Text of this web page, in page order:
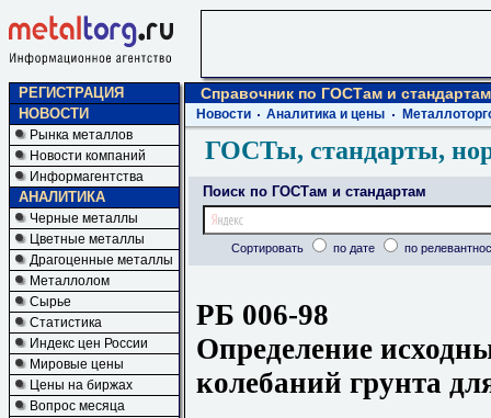
РЕГИСТРАЦИЯ
НОВОСТИ
Рынка металлов
Новости компаний
Информагентства
АНАЛИТИКА
Черные металлы
Цветные металлы
Драгоценные металлы
Металлолом
Сырье
Статистика
Индекс цен России
Мировые цены
Цены на биржах
Вопрос месяца
Справочник по ГОСТам и стандартам
Новости Аналитика и цены
ГОСТы, стандарты,
Поиск по ГОСТам и стандартам
Сортировать по дате по
РБ 006-98
Определение
колебаний грунта